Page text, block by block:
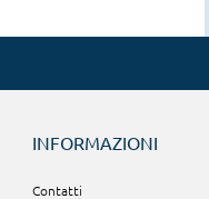
INFORMAZIONI
Contatti